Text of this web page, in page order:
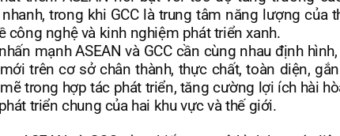
trong khi GCC là trung tâm năng lượng của
công nghệ và kinh nghiệm phát triển xanh.
mạnh ASEAN và GCC cần cùng nhau định
trên cơ sở chân thành, thực chất, toàn diện,
trong hợp tác phát triển, tăng cường lợi ích hài
triển chung của hai khu vực và thế giới.